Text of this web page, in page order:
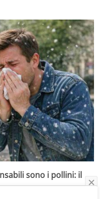
sono i pollini: il